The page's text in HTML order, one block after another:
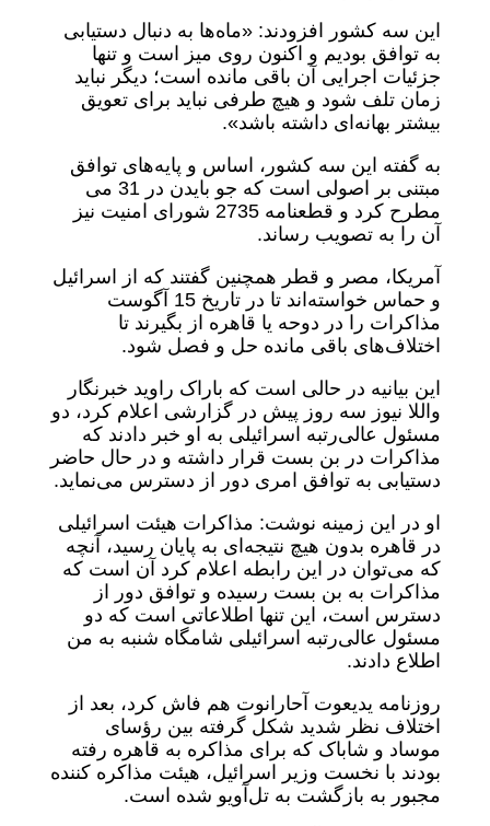
این سه کشور افزودند: «ماه‌ها به دنبال دستیابی
به توافق بودیم و اکنون روی میز است و تنها
جزئیات اجرایی آن باقی مانده است؛ دیگر نباید
زمان تلف شود و هیچ طرفی نباید برای تعویق
بیشتر بهانه‌ای داشته باشد».
به گفته این سه کشور، اساس و پایه‌های توافق
مبتنی بر اصولی است که جو بایدن در 31 می
مطرح کرد و قطعنامه 2735 شورای امنیت نیز
آن را به تصویب رساند.
آمریکا، مصر و قطر همچنین گفتند که از اسرائیل
و حماس خواسته‌اند تا در تاریخ 15 آگوست
مذاکرات را در دوحه یا قاهره از بگیرند تا
اختلاف‌های باقی مانده حل و فصل شود.
این بیانیه در حالی است که باراک راوید خبرنگار
واللا نیوز سه روز پیش در گزارشی اعلام کرد، دو
مسئول عالی‌رتبه اسرائیلی به او خبر دادند که
مذاکرات در بن بست قرار داشته و در حال حاضر
دستیابی به توافق امری دور از دسترس می‌نماید.
او در این زمینه نوشت: مذاکرات هیئت اسرائیلی
در قاهره بدون هیچ نتیجه‌ای به پایان رسید، آنچه
که می‌توان در این رابطه اعلام کرد آن است که
مذاکرات به بن بست رسیده و توافق دور از
دسترس است، این تنها اطلاعاتی است که دو
مسئول عالی‌رتبه اسرائیلی شامگاه شنبه به من
اطلاع دادند.
روزنامه یدیعوت آحارانوت هم فاش کرد، بعد از
اختلاف نظر شدید شکل گرفته بین رؤسای
موساد و شاباک که برای مذاکره به قاهره رفته
بودند با نخست وزیر اسرائیل، هیئت مذاکره کننده
مجبور به بازگشت به تل‌آویو شده است.